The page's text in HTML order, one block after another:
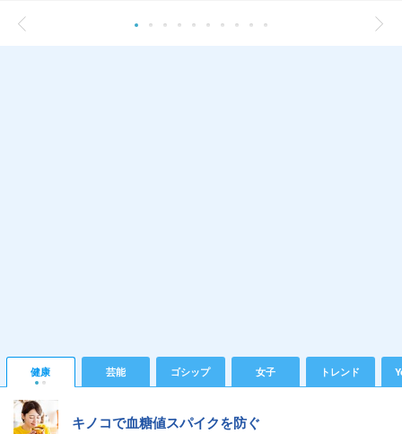
健康 芸能 ゴシップ 女子 トレンド
キノコで血糖値スパイクを防ぐ